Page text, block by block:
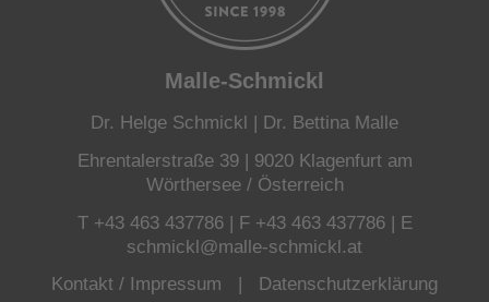
Malle-Schmickl
Dr. Helge Schmickl | Dr. Bettina Malle
Ehrentalerstraße 39 | 9020 Klagenfurt am
Wörthersee / Österreich
T +43 463 437786 | F +43 463 437786 | E
schmickl@malle-schmickl.at
Kontakt / Impressum
Datenschutzerklärung